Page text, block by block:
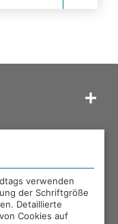
verwenden
der Schriftgröße
Detaillierte
Cookies auf